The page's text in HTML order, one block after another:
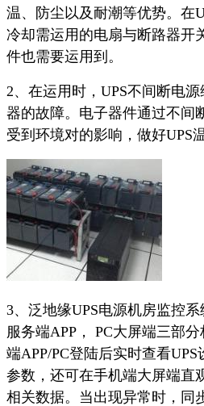
温、防尘以及耐潮等优势。在
冷却需运用的电扇与断路器开
件也需要运用到。
2、在运用时，UPS不间断电
器的故障。电子器件通过不间
受到环境对的影响，做好UPS
3、泛地缘UPS电源机房监控
服务端APP， PC大屏端三部
端APP/PC登陆后实时查看
参数，还可在手机端大屏端直
相关数据。当出现异常时，同